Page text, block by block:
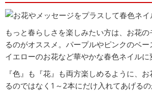
もっと春らしさを楽しみたい方は、お花
るのがオススメ。パープルやピンクのベ
イエローのお花など華やかな春色ネイルに
『色』も『花』も両方楽しめるように、
るのではなく1～2本にだけ入れてあげるの